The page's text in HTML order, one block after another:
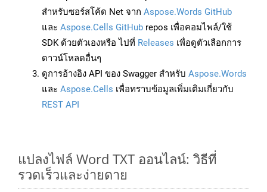
สำหรับซอร์สโค้ด Net จาก Aspose.Words GitHub
และ Aspose.Cells GitHub repos เพื่อคอมไพล์/ใช้
SDK ด้วยตัวเองหรือ ไปที่ Releases เพื่อดูตัวเลือกการ
ดาวน์โหลดอื่นๆ
ดูการอ้างอิง API ของ Swagger สำหรับ Aspose.Words
และ Aspose.Cells เพื่อทราบข้อมูลเพิ่มเติมเกี่ยวกับ
REST API
แปลงไฟล์ Word TXT ออนไลน์: วิธีที่
รวดเร็วและง่ายดาย